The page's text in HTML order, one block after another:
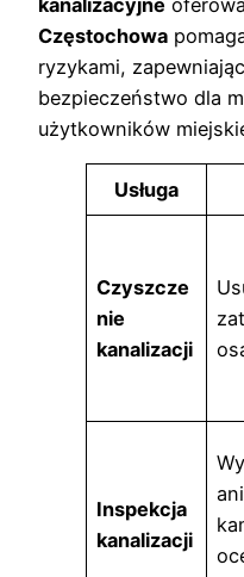
Częstochowa
ryzykami,
bezpieczeństwo dla
użytkowników
Usługa
Czyszcze
nie
kanalizacji
Inspekcja
kanalizacji